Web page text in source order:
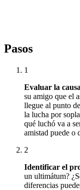
Pasos
1
Evaluar la
su amigo que el
llegue al punto
la lucha por
qué luchó va a
amistad puede o
2
Identificar el
un ultimátum?
diferencias